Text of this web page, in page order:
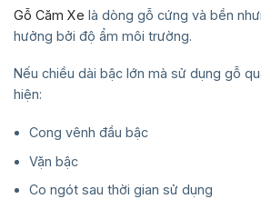
Gỗ Căm Xe là dòng gỗ cứng và bền
hưởng bởi độ ẩm môi trường.
Nếu chiều dài bậc lớn mà sử dụng gỗ
hiện:
Cong vênh đầu bậc
Vặn bậc
Co ngót sau thời gian sử dụng